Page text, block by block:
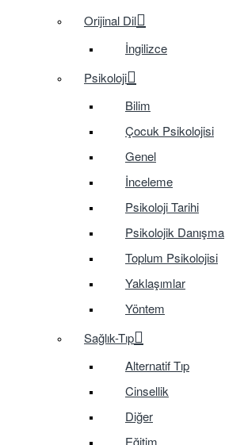
Orijinal Dil
İngilizce
Psikoloji
Bilim
Çocuk Psikolojisi
Genel
İnceleme
Psikoloji Tarihi
Psikolojik Danışma
Toplum Psikolojisi
Yaklaşımlar
Yöntem
Sağlık-Tıp
Alternatif Tıp
Cinsellik
Diğer
Eğitim